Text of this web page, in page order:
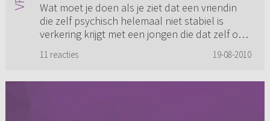
Wat moet je doen als je ziet dat een vriendin
die zelf psychisch helemaal niet stabiel is
verkering krijgt met een jongen die dat zelf ook
dominant en niet mee...
11 reacties 19-08-2010